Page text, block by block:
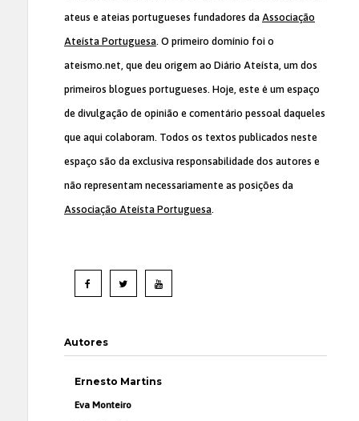
ateus e ateias portugueses fundadores da Associação
Ateísta Portuguesa. O primeiro domínio foi o
ateismo.net, que deu origem ao Diário Ateísta, um dos
primeiros blogues portugueses. Hoje, este é um espaço
de divulgação de opinião e comentário pessoal daqueles
que aqui colaboram. Todos os textos publicados neste
espaço são da exclusiva responsabilidade dos autores e
não representam necessariamente as posições da
Associação Ateísta Portuguesa.
Autores
Ernesto Martins
Eva Monteiro